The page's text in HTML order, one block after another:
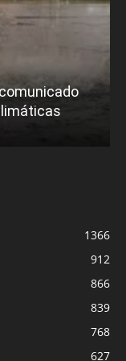
1366
912
866
839
768
627